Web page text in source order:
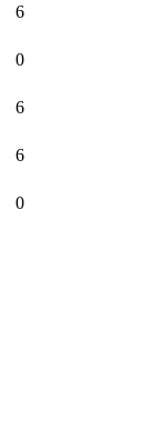
6
0
6
6
0